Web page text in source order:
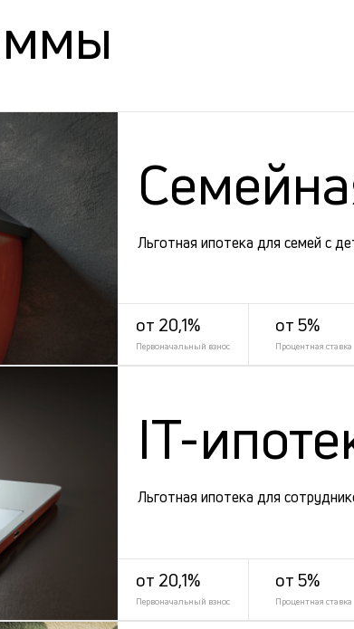
Льготная ипотека для семей с
от 20,1%
Первоначальный взнос
от 5%
Процентная ставка
IT-
Льготная ипотека для
от 20,1%
Первоначальный взнос
от 5%
Процентная ставка